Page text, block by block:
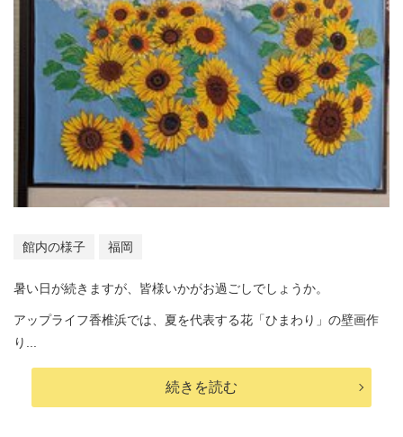
館内の様子 福岡
暑い日が続きますが、皆様いかがお過ごしでしょうか。
アップライフ香椎浜では、夏を代表する花「ひまわり」の壁画作
り...
続きを読む